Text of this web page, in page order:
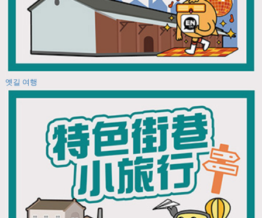
옛길 여행